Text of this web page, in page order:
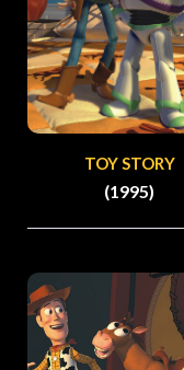
TOY STORY
(1995)